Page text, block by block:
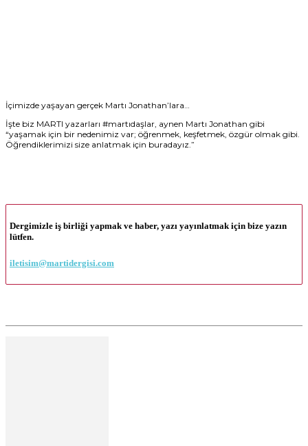
İçimizde yaşayan gerçek Martı Jonathan’lara…
İşte biz MARTI yazarları #martıdaşlar, aynen Martı Jonathan gibi
“yaşamak için bir nedenimiz var; öğrenmek, keşfetmek, özgür olmak gibi.
Öğrendiklerimizi size anlatmak için buradayız.”
Dergimizle iş birliği yapmak ve haber, yazı yayınlatmak için bize yazın
lütfen.
iletisim@martidergisi.com